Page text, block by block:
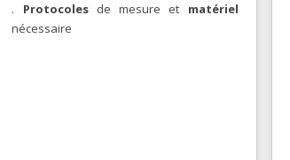
. Protocolesde mesure et matériel
nécessaire